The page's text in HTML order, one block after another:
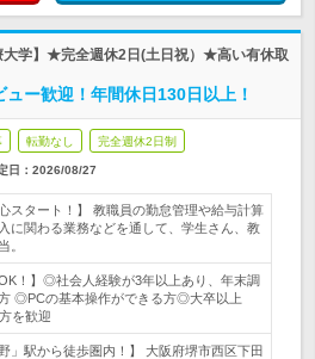
大学】★完全週休2日(土日祝）★高い有休取
ュー歓迎！年間休日130日以上！
転勤なし 完全週休2日制
日： 2026/08/27
スタート！】 教職員の勤怠管理や給与計算
に関わる業務などを通して、学生さん、教
。
！】◎社会人経験が3年以上あり、年末調
◎PCの基本操作ができる方◎大卒以上
を歓迎
」駅から徒歩圏内！】 大阪府堺市西区下田